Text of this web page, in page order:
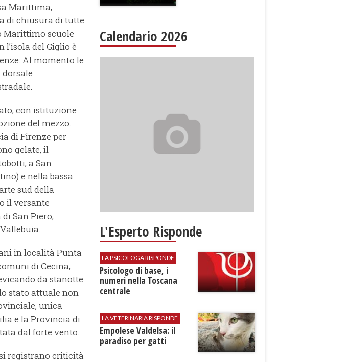
Marittima,
di chiusura di tutte
Marittimo scuole
del Giglio è
Al momento le
con istituzione
del mezzo.
di Firenze per
gelate, il
a San
e nella bassa
sud della
il versante
San Piero,
in località Punta
di Cecina,
da stanotte
stato attuale non
unica
e la Provincia di
dal forte vento.
registrano criticità
Calendario 2026
L'Esperto Risponde
LA PSICOLOGA RISPONDE
Psicologo di base, i
numeri nella Toscana
centrale
LA VETERINARIA RISPONDE
Empolese Valdelsa: il
paradiso per gatti